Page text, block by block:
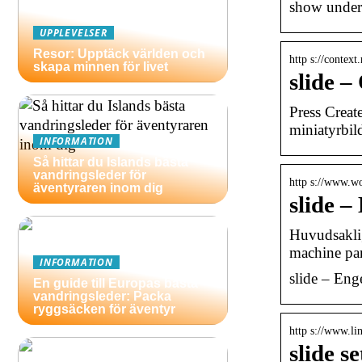
show
http s://
slide –
Press
http s://
slide –
machine
slide –
http s://
slide
UPPLEVELSER
Resor: Upptäck världen och
skapa minnen för livet
INFORMATION
Så hittar du Islands bästa
vandringsleder för
äventyraren inom dig
INFORMATION
En guide till Europas bästa
vandringsleder: Packa
ryggsäcken för äventyr